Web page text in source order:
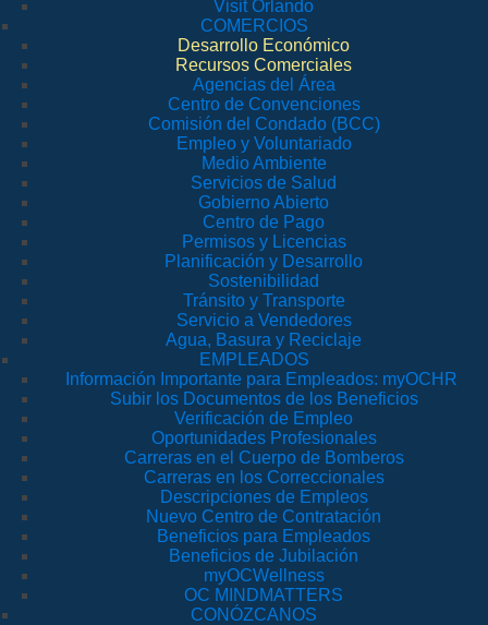
Visit Orlando
COMERCIOS
Desarrollo Económico
Recursos Comerciales
Agencias del Área
Centro de Convenciones
Comisión del Condado (BCC)
Empleo y Voluntariado
Medio Ambiente
Servicios de Salud
Gobierno Abierto
Centro de Pago
Permisos y Licencias
Planificación y Desarrollo
Sostenibilidad
Tránsito y Transporte
Servicio a Vendedores
Agua, Basura y Reciclaje
EMPLEADOS
Información Importante para Empleados: myOCHR
Subir los Documentos de los Beneficios
Verificación de Empleo
Oportunidades Profesionales
Carreras en el Cuerpo de Bomberos
Carreras en los Correccionales
Descripciones de Empleos
Nuevo Centro de Contratación
Beneficios para Empleados
Beneficios de Jubilación
myOCWellness
OC MINDMATTERS
CONÓZCANOS